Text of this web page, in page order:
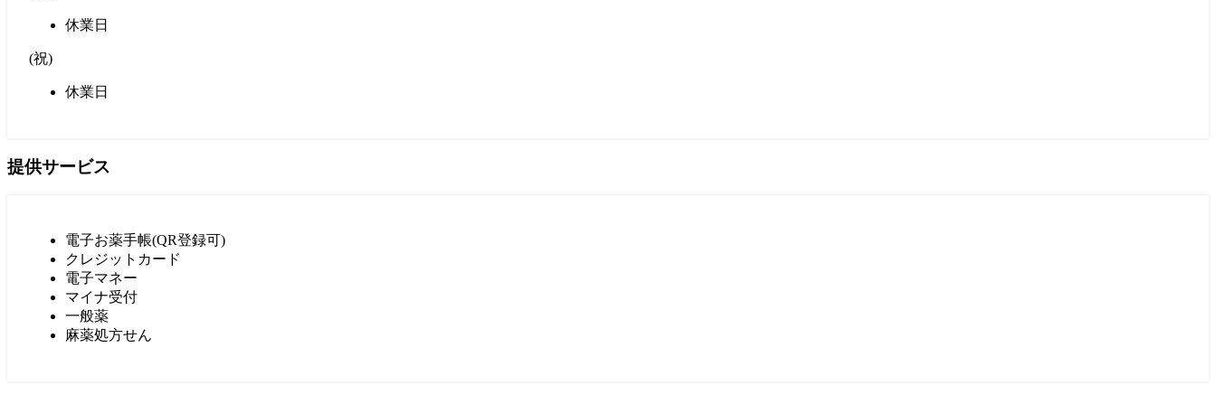
休業日
(祝)
休業日
提供サービス
電子お薬手帳(QR登録可)
クレジットカード
電子マネー
マイナ受付
一般薬
麻薬処方せん